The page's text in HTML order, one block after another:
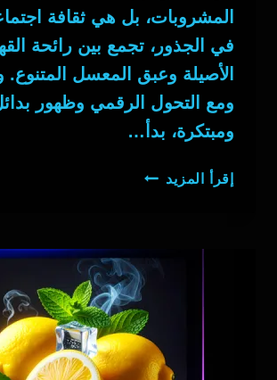
المشروبات، بل هي ثقافة
في الجذور، تجمع بين رائحة
الأصيلة وعبق المعسل المتنوع.
ومع التحول الرقمي وظهور
ومبتكرة، بدأ…
إقرأ المزيد كوفي